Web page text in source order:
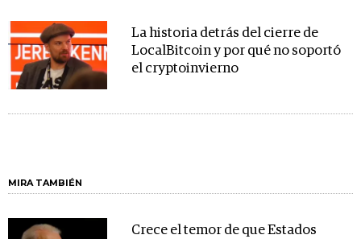
La historia detrás del cierre de
LocalBitcoin y por qué no soportó
el cryptoinvierno
MIRA TAMBIÉN
Crece el temor de que Estados